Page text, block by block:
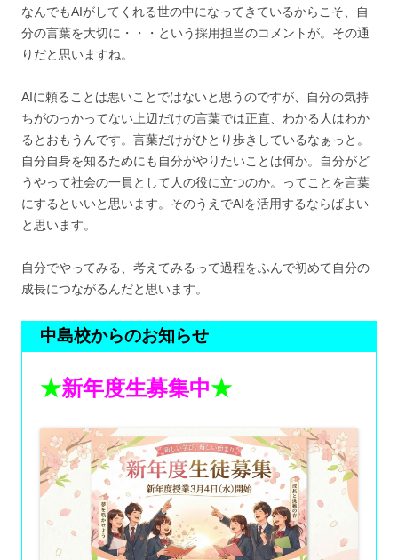
なんでもAIがしてくれる世の中になってきているからこそ、自
分の言葉を大切に・・・という採用担当のコメントが。その通
りだと思いますね。
AIに頼ることは悪いことではないと思うのですが、自分の気持
ちがのっかってない上辺だけの言葉では正直、わかる人はわか
るとおもうんです。言葉だけがひとり歩きしているなぁっと。
自分自身を知るためにも自分がやりたいことは何か。自分がど
うやって社会の一員として人の役に立つのか。ってことを言葉
にするといいと思います。そのうえでAIを活用するならばよい
と思います。
自分でやってみる、考えてみるって過程をふんで初めて自分の
成長につながるんだと思います。
中島校からのお知らせ
★新年度生募集中★